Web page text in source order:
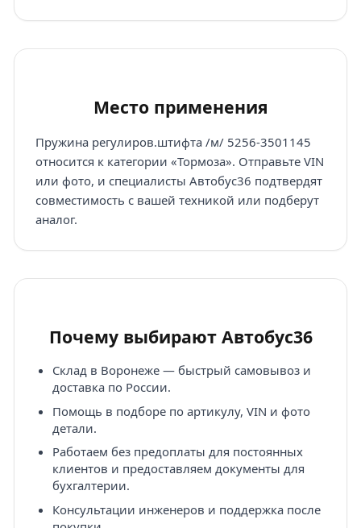
Место применения
Пружина регулиров.штифта /м/ 5256-3501145
относится к категории «Тормоза». Отправьте VIN
или фото, и специалисты Автобус36 подтвердят
совместимость с вашей техникой или подберут
аналог.
Почему выбирают Автобус36
Склад в Воронеже — быстрый самовывоз и
доставка по России.
Помощь в подборе по артикулу, VIN и фото
детали.
Работаем без предоплаты для постоянных
клиентов и предоставляем документы для
бухгалтерии.
Консультации инженеров и поддержка после